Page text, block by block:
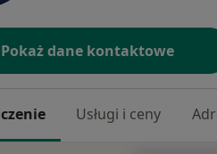
Pokaż dane kontaktowe
Usługi i ceny